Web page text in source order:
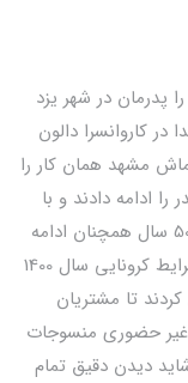
را پدرمان در شهر یزد
کاروانسرا دالون
مشهد همان کار را
ادامه دادند و با
فروش انواع روفرشی و حوله، شغل پدر بعد از 50 سال همچنان ادامه
دارد. حال فرزندان برای ارائه خدمات بهتر در شرایط کرونایی سال 1400
تا مشتریان
حضوری منسوجات
دیدن دقیق تمام